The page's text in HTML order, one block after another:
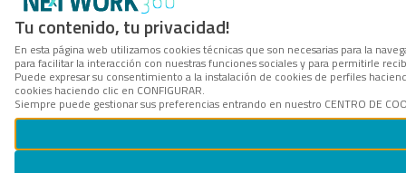
Tu contenido, tu privacidad!
En esta página web utilizamos cookies técnicas que son necesarias para la
para facilitar la interacción con nuestras funciones sociales y para permitirle
Puede expresar su consentimiento a la instalación de cookies de perfiles
cookies haciendo clic en CONFIGURAR.
Siempre puede gestionar sus preferencias entrando en nuestro CENTRO DE